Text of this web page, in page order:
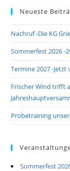
Neueste
Nachruf -Die KG
Sommerfest 2026 -
Termine 2027 -
Frischer Wind trifft
Probetraining
Sommerfest